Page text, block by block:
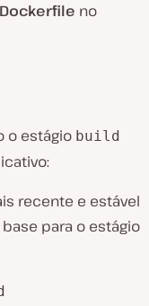
Dockerfile no
o estágio build
recente e estável
para o estágio